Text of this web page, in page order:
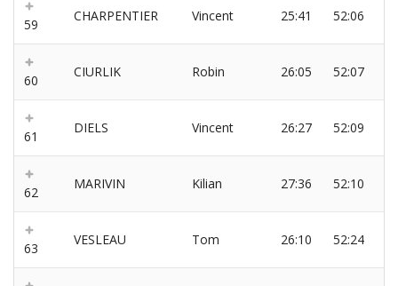
59
CHARPENTIER Vincent 25:41 52:06
60
CIURLIK Robin 26:05 52:07
61
DIELS Vincent 26:27 52:09
62
MARIVIN Kilian 27:36 52:10
63
VESLEAU Tom 26:10 52:24